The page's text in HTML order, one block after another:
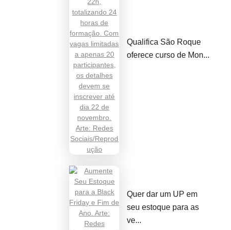
Qualifica São Roque
oferece curso de Mon...
Quer dar um UP em
seu estoque para as
ve...